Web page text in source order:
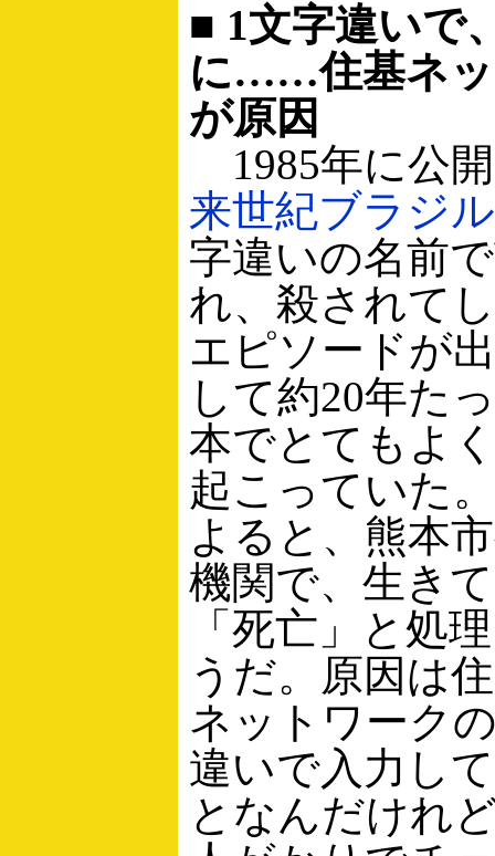
■ 1文字違いで
に……住基ネッ
が原因
1985年に公
来世紀ブラジル
字違いの名前
れ、殺されて
エピソードが
して約20年た
本でとてもよ
起こっていた。
よると、熊本
機関で、生き
「死亡」と処
うだ。原因は
ネットワーク
違いで入力し
となんだけれ